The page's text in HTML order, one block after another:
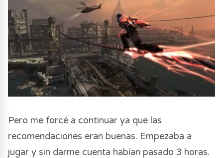
Pero me forcé a continuar ya que las
recomendaciones eran buenas. Empezaba a
jugar y sin darme cuenta habían pasado 3 horas.